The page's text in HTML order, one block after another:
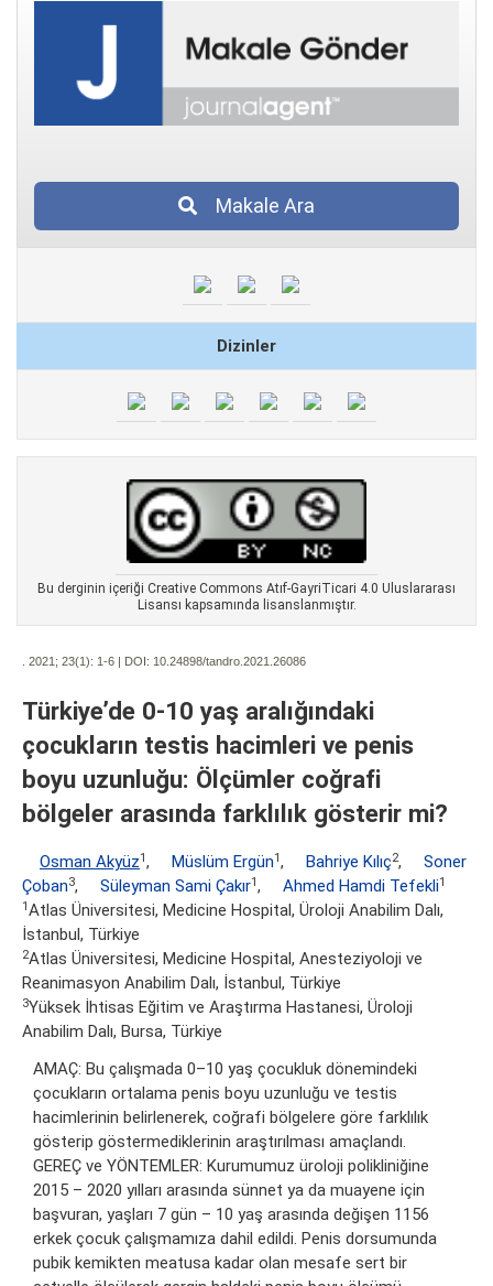
Makale Ara
Dizinler
Bu derginin içeriği Creative Commons Atıf-GayriTicari 4.0 Uluslararası
Lisansı kapsamında lisanslanmıştır.
. 2021; 23(1): 1-6 | DOI: 10.24898/tandro.2021.26086
Türkiye’de 0-10 yaş aralığındaki
çocukların testis hacimleri ve penis
boyu uzunluğu: Ölçümler coğrafi
bölgeler arasında farklılık gösterir mi?
Osman Akyüz1, Müslüm Ergün1, Bahriye Kılıç2,
Soner
Çoban3, Süleyman Sami Çakır1, Ahmed Hamdi Tefekli1
1Atlas Üniversitesi, Medicine Hospital, Üroloji Anabilim Dalı,
İstanbul, Türkiye
2Atlas Üniversitesi, Medicine Hospital, Anesteziyoloji ve
Reanimasyon Anabilim Dalı, İstanbul, Türkiye
3Yüksek İhtisas Eğitim ve Araştırma Hastanesi, Üroloji
Anabilim Dalı, Bursa, Türkiye
AMAÇ: Bu çalışmada 0–10 yaş çocukluk dönemindeki
çocukların ortalama penis boyu uzunluğu ve testis
hacimlerinin belirlenerek, coğrafi bölgelere göre farklılık
gösterip göstermediklerinin araştırılması amaçlandı.
GEREÇ ve YÖNTEMLER: Kurumumuz üroloji polikliniğine
2015 – 2020 yılları arasında sünnet ya da muayene için
başvuran, yaşları 7 gün – 10 yaş arasında değişen 1156
erkek çocuk çalışmamıza dahil edildi. Penis dorsumunda
pubik kemikten meatusa kadar olan mesafe sert bir